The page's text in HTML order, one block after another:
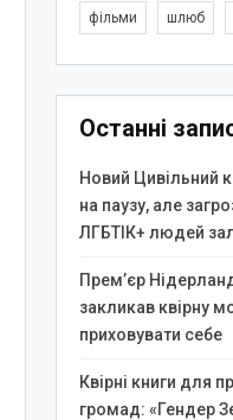
фільми шлюб
Останні
Новий Цивільний
на паузу, але
ЛГБТІК+ людей
Прем’єр
закликав квірну
приховувати себе
Квірні книги для
громад: «Гендер